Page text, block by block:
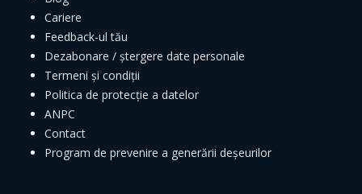
Cariere
Feedback-ul tău
Dezabonare / ștergere date personale
Termeni și condiții
Politica de protecție a datelor
ANPC
Contact
Program de prevenire a generării deșeurilor